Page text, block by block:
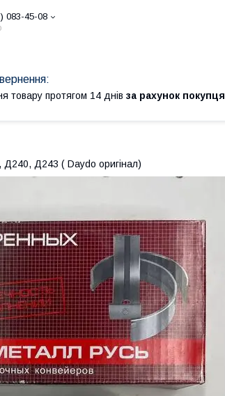
083-45-08
товару протягом 14 днів за рахунок покупця
Д240, Д243 ( Daydo оригінал)